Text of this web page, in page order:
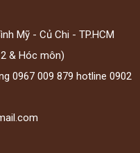
Mỹ - Củ Chi - TP.HCM
& Hóc môn)
0967 009 879 hotline 0902